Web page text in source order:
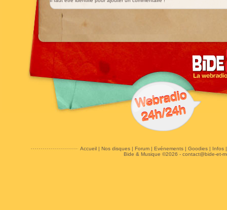
Accueil| Nos disques| Forum| Evénements| Goodies| Infos
Bide & Musique ©2026 - contact@bide-et-